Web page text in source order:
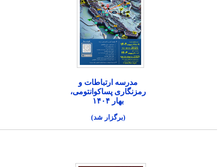
مدرسه ارتباطات و
رمزنگاری پساکوانتومی،
بهار ۱۴۰۴
(برگزار شد)